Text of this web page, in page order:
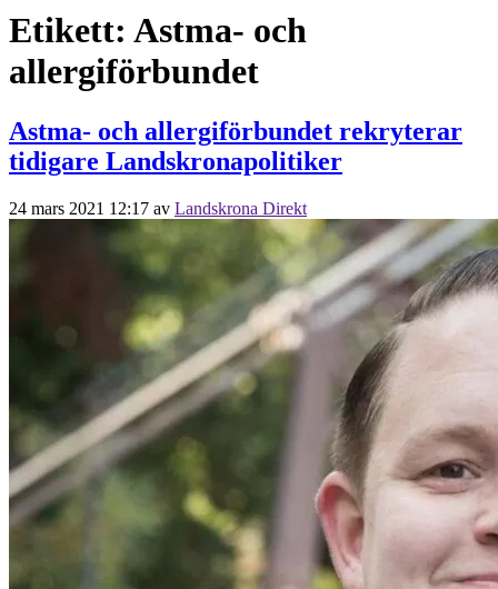
Etikett: Astma- och
allergiförbundet
Astma- och allergiförbundet rekryterar
tidigare Landskronapolitiker
24 mars 2021 12:17 av Landskrona Direkt